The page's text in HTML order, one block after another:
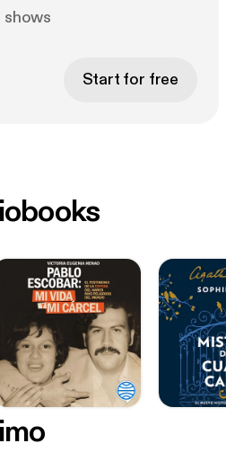
shows
Start for free